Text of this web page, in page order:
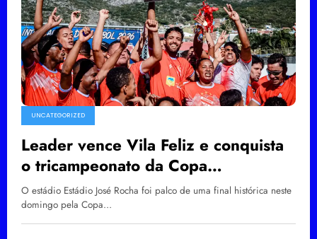
UNCATEGORIZED
Leader vence Vila Feliz e conquista
o tricampeonato da Copa
InterBairros 2026
O estádio Estádio José Rocha foi palco de uma final histórica neste
domingo pela Copa…